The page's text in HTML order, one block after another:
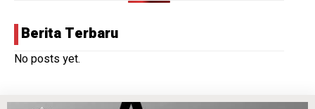
Berita Terbaru
No posts yet.